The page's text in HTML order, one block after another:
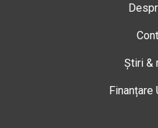
Știri &
Finanțare